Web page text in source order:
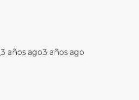
3 años ago3 años ago